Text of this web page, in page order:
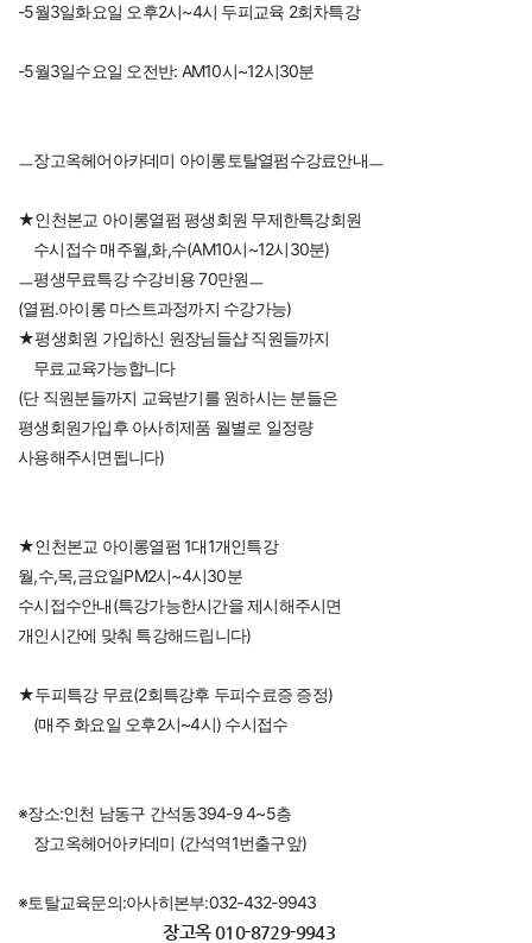
-5월3일화요일 오후2시~4시 두피교육 2회차특강
-5월3일수요일 오전반: AM10시~12시30분
ㅡ장고옥헤어아카데미 아이롱토탈열펌수강료안내ㅡ
★인천본교 아이롱열펌 평생회원 무제한특강회원
    수시접수 매주월,화,수(AM10시~12시30분)
ㅡ평생무료특강 수강비용 70만원ㅡ
(열펌.아이롱 마스트과정까지 수강가능)
★평생회원 가입하신 원장님들샵 직원들까지
    무료교육가능합니다
(단 직원분들까지 교육받기를 원하시는 분들은
평생회원가입후 아사히제품 월별로 일정량
사용해주시면됩니다)
★인천본교 아이롱열펌 1대1개인특강
월,수,목,금요일PM2시~4시30분
수시접수안내(특강가능한시간을 제시해주시면
개인시간에 맞춰 특강해드립니다)
★두피특강 무료(2회특강후 두피수료증 증정)
    (매주 화요일 오후2시~4시) 수시접수
※장소:인천 남동구 간석동394-9 4~5층
    장고옥헤어아카데미 (간석역1번출구앞)
※토탈교육문의:아사히본부:032-432-9943
장고옥 010-8729-9943